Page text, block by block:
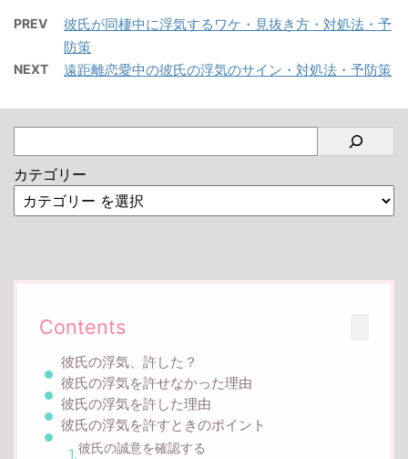
PREV
彼氏が同棲中に浮気するワケ・見抜き方・対処法・予
防策
NEXT 遠距離恋愛中の彼氏の浮気のサイン・対処法・予防策
カテゴリー
Contents
彼氏の浮気、許した？
彼氏の浮気を許せなかった理由
彼氏の浮気を許した理由
彼氏の浮気を許すときのポイント
彼氏の誠意を確認する